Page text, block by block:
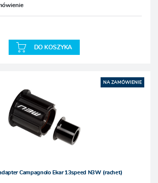
DO KOSZYKA
NA ZAMÓWIENIE
Campagnolo Ekar 13speed N3W (rachet)